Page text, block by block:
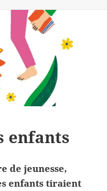
enfants
de jeunesse,
enfants tiraient